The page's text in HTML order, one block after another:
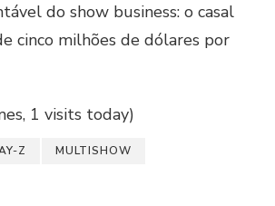
do show business: o casal
cinco milhões de dólares por
1 visits today)
Z MULTISHOW